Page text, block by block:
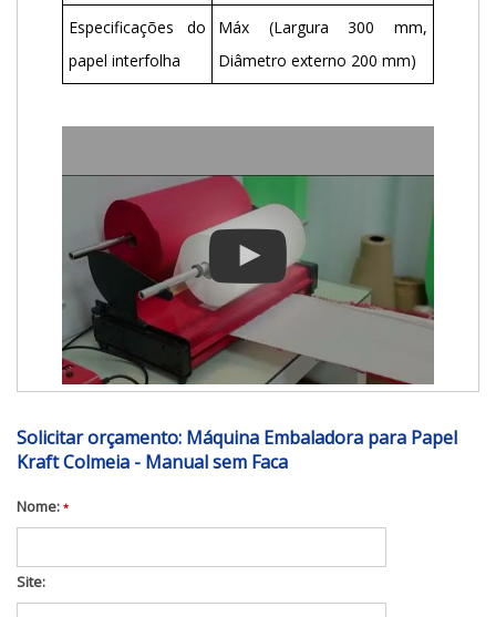
Especificações do
papel interfolha
Máx (Largura 300 mm,
Diâmetro externo 200 mm)
Solicitar orçamento: Máquina Embaladora para Papel
Kraft Colmeia - Manual sem Faca
Nome: *
Site: